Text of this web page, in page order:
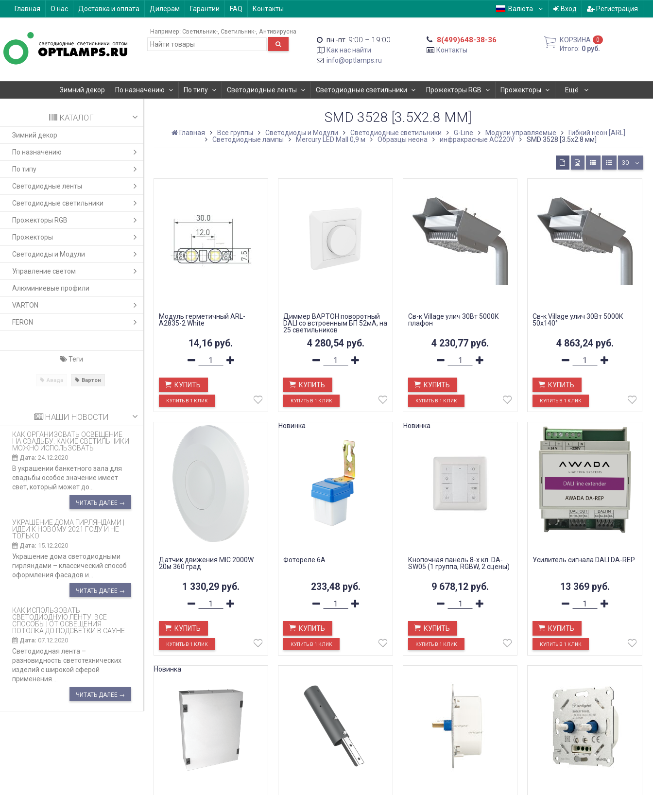
Главная О нас Доставка и оплата Дилерам Гарантии FAQ Контакты Валюта Вход Регистрация
Например: Светильник- Светильник- Антивирусна
пн.-пт. 9:00 – 19:00
Как нас найти
info@optlamps.ru
8(499)648-38-36
Контакты
КОРЗИНА 0
Итого: 0 руб.
Зимний декор По назначению По типу Светодиодные ленты Светодиодные светильники Прожекторы RGB Прожекторы Ещё
КАТАЛОГ
Зимний декор
По назначению
По типу
Светодиодные ленты
Светодиодные светильники
Прожекторы RGB
Прожекторы
Светодиоды и Модули
Управление светом
Алюминиевые профили
VARTON
FERON
Теги
Авада Вартон
НАШИ НОВОСТИ
КАК ОРГАНИЗОВАТЬ ОСВЕЩЕНИЕ
НА СВАДЬБУ: КАКИЕ СВЕТИЛЬНИКИ
МОЖНО ИСПОЛЬЗОВАТЬ
Дата: 24.12.2020
В украшении банкетного зала для
свадьбы особое значение имеет
свет, который может до...
ЧИТАТЬ ДАЛЕЕ →
УКРАШЕНИЕ ДОМА ГИРЛЯНДАМИ |
ИДЕИ К НОВОМУ 2021 ГОДУ И НЕ
ТОЛЬКО
Дата: 15.12.2020
Украшение дома светодиодными
гирляндами – классический способ
оформления фасадов и...
ЧИТАТЬ ДАЛЕЕ →
КАК ИСПОЛЬЗОВАТЬ
СВЕТОДИОДНУЮ ЛЕНТУ: ВСЕ
СПОСОБЫ | ОТ ОСВЕЩЕНИЯ
ПОТОЛКА ДО ПОДСВЕТКИ В САУНЕ
Дата: 07.12.2020
Светодиодная лента –
разновидность светотехнических
изделий с широкой сферой
применения....
ЧИТАТЬ ДАЛЕЕ →
SMD 3528 [3.5Х2.8 ММ]
Главная Все группы Светодиоды и Модули Светодиодные светильники G-Line Модули управляемые
Гибкий неон [ARL]
Светодиодные лампы
Mercury LED Mall 0,9 м Образцы неона инфракрасные AC220V SMD 3528 [3.5х2.8 мм]
30
Модуль герметичный ARL-
A2835-2 White
14,16 руб.
КУПИТЬ
Диммер ВАРТОН поворотный
DALI со встроенным БП 52мА, на
25 светильников
4 280,54 руб.
КУПИТЬ
Св-к Village улич 30Вт 5000К
плафон
4 230,77 руб.
КУПИТЬ
Св-к Village улич 30Вт 5000К
50х140°
4 863,24 руб.
КУПИТЬ
Датчик движения MIC 2000W
20м 360 град
1 330,29 руб.
КУПИТЬ
Фотореле 6A
233,48 руб.
КУПИТЬ
Новинка
Кнопочная панель 8-х кл. DA-
SW05 (1 группа, RGBW, 2 сцены)
9 678,12 руб.
КУПИТЬ
Новинка
Усилитель сигнала DALI DA-REP
13 369 руб.
КУПИТЬ
Новинка